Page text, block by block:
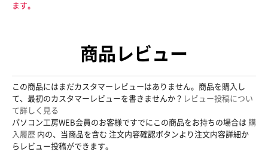
ます。
商品レビュー
この商品にはまだカスタマーレビューはありません。商品を購入し
て、最初のカスタマーレビューを書きませんか？ レビュー投稿につい
て詳しく見る
パソコン工房WEB会員のお客様ですでにこの商品をお持ちの場合は 購
入履歴 内の、当商品を含む 注文内容確認ボタンより注文内容詳細か
らレビュー投稿ができます。